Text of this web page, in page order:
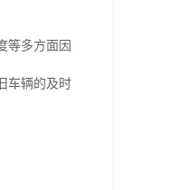
等多方面因
车辆的及时